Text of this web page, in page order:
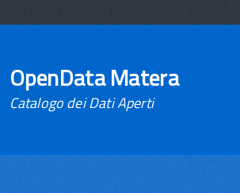
OpenData Matera
Catalogo dei Dati Aperti